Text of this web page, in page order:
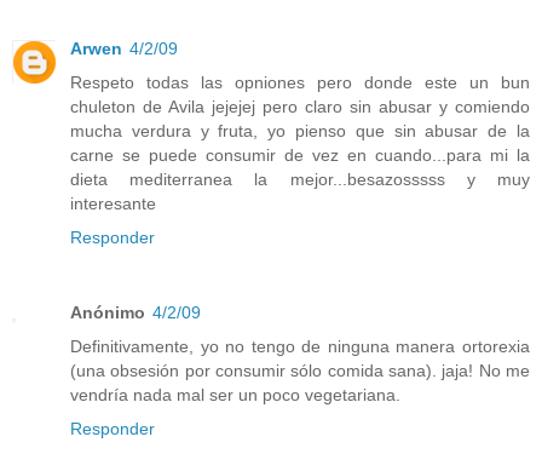
Arwen 4/2/09
Respeto todas las opniones pero donde este un bun
chuleton de Avila jejejej pero claro sin abusar y comiendo
mucha verdura y fruta, yo pienso que sin abusar de la
carne se puede consumir de vez en cuando...para mi la
dieta mediterranea la mejor...besazosssss y muy
interesante
Responder
Anónimo 4/2/09
Definitivamente, yo no tengo de ninguna manera ortorexia
(una obsesión por consumir sólo comida sana). jaja! No me
vendría nada mal ser un poco vegetariana.
Responder